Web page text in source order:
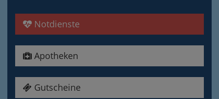
Notdienste
Apotheken
Gutscheine